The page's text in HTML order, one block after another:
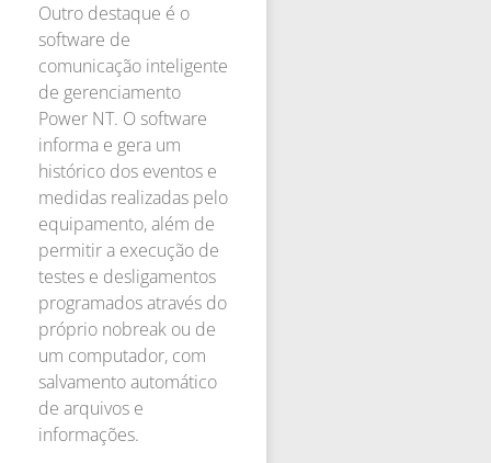
Outro destaque é o
software de
comunicação inteligente
de gerenciamento
Power NT. O software
informa e gera um
histórico dos eventos e
medidas realizadas pelo
equipamento, além de
permitir a execução de
testes e desligamentos
programados através do
próprio nobreak ou de
um computador, com
salvamento automático
de arquivos e
informações.